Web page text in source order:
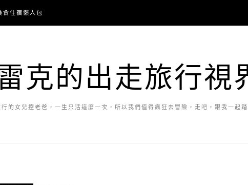
食住宿懶人包
克的出走旅行視
的女兒控老爸，一生只活這麼一次，所以我們值得瘋狂去冒險，走吧，跟我一起踏